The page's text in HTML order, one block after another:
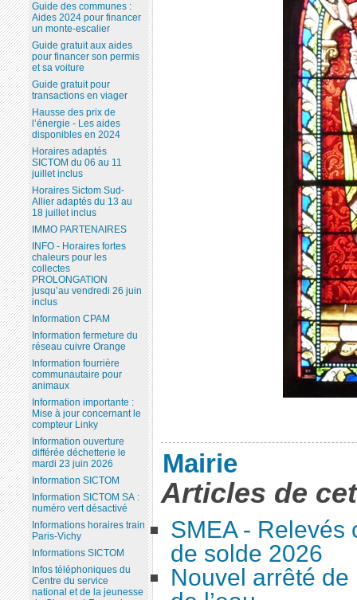
Mairie
Articles de
SMEA - Relevés
de solde 2026
Nouvel arrêté
Guide des communes :
Aides 2024 pour financer
un monte-escalier
Guide gratuit aux aides
pour financer son permis
et sa voiture
Guide gratuit pour
transactions en viager
Hausse des prix de
l’énergie - Les aides
disponibles en 2024
Horaires adaptés
SICTOM du 06 au 11
juillet inclus
Horaires Sictom Sud-
Allier adaptés du 13 au
18 juillet inclus
IMMO PARTENAIRES
INFO - Horaires fortes
chaleurs pour les
collectes
PROLONGATION
jusqu’au vendredi 26 juin
inclus
Information CPAM
Information fermeture du
réseau cuivre Orange
Information fourrière
communautaire pour
animaux
Information importante :
Mise à jour concernant le
compteur Linky
Information ouverture
différée déchetterie le
mardi 23 juin 2026
Information SICTOM
Information SICTOM SA :
numéro vert désactivé
Informations horaires train
Paris-Vichy
Informations SICTOM
Infos téléphoniques du
Centre du service
national et de la jeunesse